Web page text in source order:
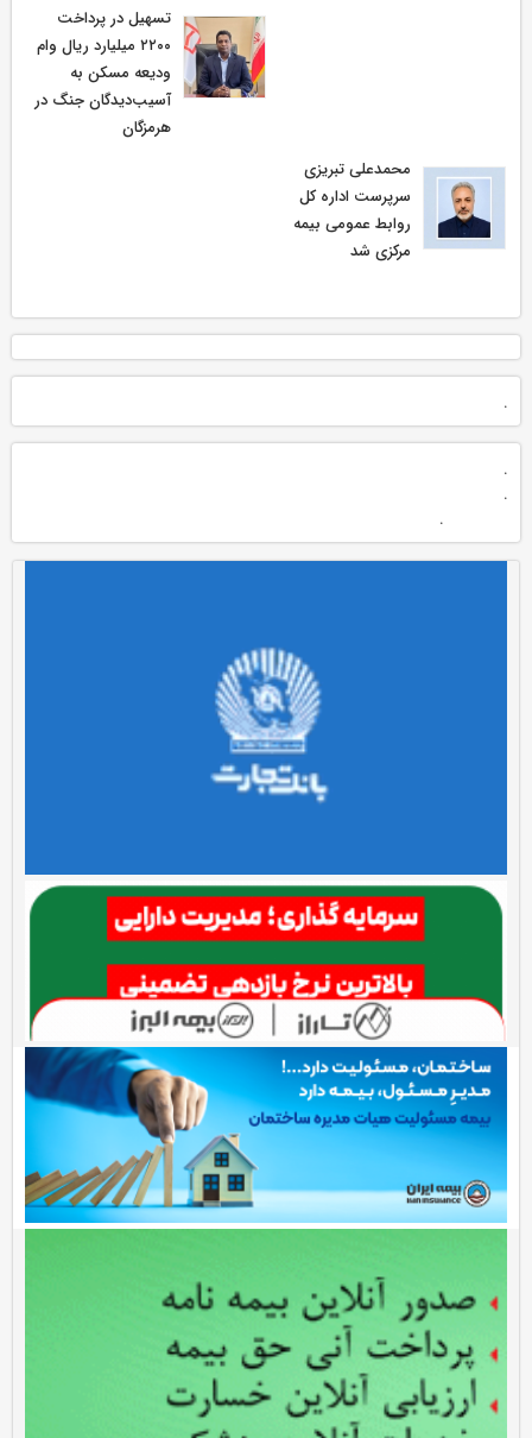
تسهیل در پرداخت
۲۲۰۰ میلیارد ریال وام
ودیعه مسکن به
آسیب‌دیدگان جنگ در
هرمزگان
محمدعلی تبریزی
سرپرست اداره كل
روابط عمومی بیمه
مركزی شد
.
.
.
.